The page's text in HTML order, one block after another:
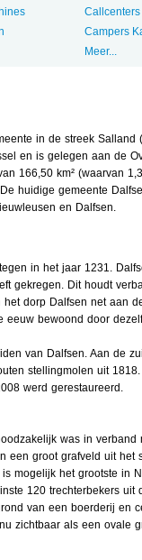
Callcenters
Campers
Meer...
in de streek Salland
en is gelegen aan de
166,50 km² (waarvan
huidige gemeente
en Dalfsen.
in het jaar 1231.
gekregen. Dit houdt
dorp Dalfsen net aan
bewoond door
van Dalfsen. Aan de
stellingmolen uit
werd gerestaureerd.
was in
een groot grafveld uit het
mogelijk het grootste in
120 trechterbekers uit
van een boerderij en
zichtbaar als een ovale